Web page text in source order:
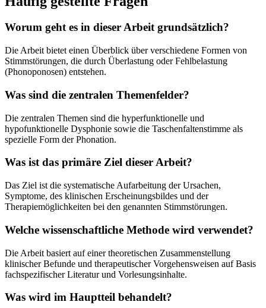
Worum geht es in dieser Arbeit grundsätzlich?
Die Arbeit bietet einen Überblick über verschiedene Formen von
Stimmstörungen, die durch Überlastung oder Fehlbelastung
(Phonoponosen) entstehen.
Was sind die zentralen Themenfelder?
Die zentralen Themen sind die hyperfunktionelle und
hypofunktionelle Dysphonie sowie die Taschenfaltenstimme als
spezielle Form der Phonation.
Was ist das primäre Ziel dieser Arbeit?
Das Ziel ist die systematische Aufarbeitung der Ursachen,
Symptome, des klinischen Erscheinungsbildes und der
Therapiemöglichkeiten bei den genannten Stimmstörungen.
Welche wissenschaftliche Methode wird verwendet?
Die Arbeit basiert auf einer theoretischen Zusammenstellung
klinischer Befunde und therapeutischer Vorgehensweisen auf Basis
fachspezifischer Literatur und Vorlesungsinhalte.
Was wird im Hauptteil behandelt?